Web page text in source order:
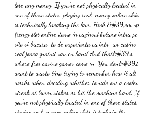
lose any money. If you’re not physically located in
one of those states, playing real-money online slots
is technically breaking the law. Hook &#39;em up
frenzy slot online demo in cazinoul betano intra pe
site si bucura-te de experienta ca intr-un casino
real joaca gratuit sau cu bani! And that&#39;s
where free casino games come in. You don&#39;t
want to waste time trying to remember how it all
works when deciding whether to ride out a cooler
streak at lower stakes or hit the machine hard. If
you’re not physically located in one of those states,